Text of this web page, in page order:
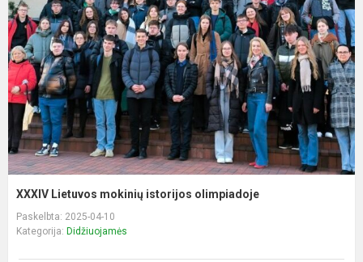
XXXIV Lietuvos mokinių istorijos olimpiadoje
Paskelbta: 2025-04-10
Kategorija: Didžiuojamės